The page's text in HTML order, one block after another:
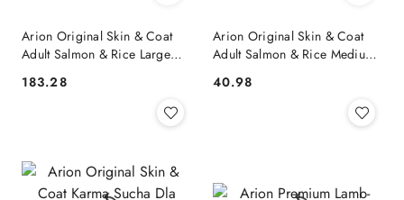
Arion Original Skin & Coat
Adult Salmon & Rice Large
Cena:
183.28
Arion Original Skin & Coat
Adult Salmon & Rice Medium
Cena:
40.98